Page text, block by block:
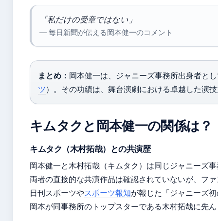
「私だけの受章ではない」
— 毎日新聞が伝える岡本健一のコメント
まとめ： 岡本健一は、ジャニーズ事務所出身者と
ツ）。その功績は、舞台演劇における卓越した演
キムタクと岡本健一の関係は？
キムタク（木村拓哉）との共演歴
岡本健一と木村拓哉（キムタク）は同じジャニーズ
両者の直接的な共演作品は確認されていないが、フ
日刊スポーツやスポーツ報知が報じた「ジャニーズ
岡本が同事務所のトップスターである木村拓哉に先